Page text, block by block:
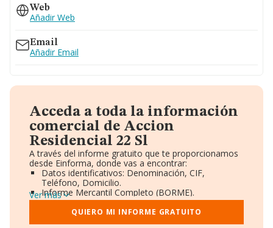
Web
Añadir Web
Email
Añadir Email
Acceda a toda la información
comercial de Accion
Residencial 22 Sl
A través del informe gratuito que te proporcionamos
desde Einforma, donde vas a encontrar:
Datos identificativos: Denominación, CIF,
Teléfono, Domicilio.
Informe Mercantil Completo (BORME).
Gráficos de Evolución Ventas y Empleados.
Consejo de Administración y Administradores.
Directivos y Ejecutivos.
Ver más
QUIERO MI INFORME GRATUITO